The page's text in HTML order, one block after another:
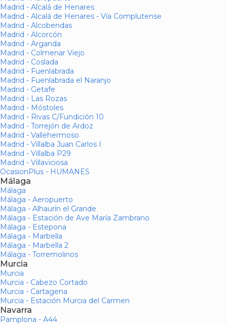
Madrid - Alcalá de Henares
Madrid - Alcalá de Henares - Vía Complutense
Madrid - Alcobendas
Madrid - Alcorcón
Madrid - Arganda
Madrid - Colmenar Viejo
Madrid - Coslada
Madrid - Fuenlabrada
Madrid - Fuenlabrada el Naranjo
Madrid - Getafe
Madrid - Las Rozas
Madrid - Móstoles
Madrid - Rivas C/Fundición 10
Madrid - Torrejón de Ardoz
Madrid - Vallehermoso
Madrid - Villalba Juan Carlos I
Madrid - Villalba P29
Madrid - Villaviciosa
OcasionPlus - HUMANES
Málaga
Málaga
Málaga - Aeropuerto
Málaga - Alhaurín el Grande
Málaga - Estación de Ave María Zambrano
Málaga - Estepona
Málaga - Marbella
Málaga - Marbella 2
Málaga - Torremolinos
Murcia
Murcia
Murcia - Cabezo Cortado
Murcia - Cartagena
Murcia - Estación Murcia del Carmen
Navarra
Pamplona - A44